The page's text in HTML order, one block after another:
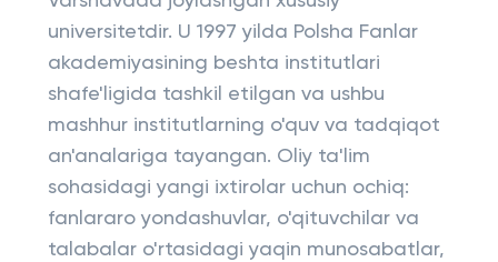
universitetdir. U 1997 yilda Polsha Fanlar
akademiyasining beshta institutlari
shafe'ligida tashkil etilgan va ushbu
mashhur institutlarning o'quv va tadqiqot
an'analariga tayangan. Oliy ta'lim
sohasidagi yangi ixtirolar uchun ochiq:
fanlararo yondashuvlar, o'qituvchilar va
talabalar o'rtasidagi yaqin munosabatlar,